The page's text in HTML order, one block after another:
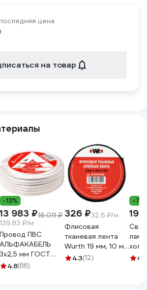
цена
на товар
-13%
13 983 ₽16 011 ₽
139.83 ₽/м
Провод ПВС
АЛЬФАКАБЕЛЬ
3х2,5 мм ГОСТ
100 м 05053
4.8(66)
326 ₽32.6 ₽/м
Флисовая
тканевая лента
Wurth 19 мм, 10 м
5997719615090 1
4.3(12)
-7%
4.7